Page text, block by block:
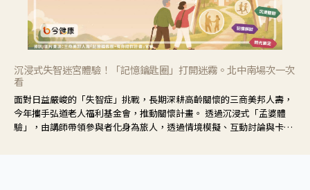
沉浸式失智迷宮體驗！「記憶鑰匙圈」打開迷霧。北中南場次一次
看
面對日益嚴峻的「失智症」挑戰，長期深耕高齡關懷的三商美邦人壽，
今年攜手弘道老人福利基金會，推動關懷計畫。 透過沉浸式「孟婆體
驗」，由講師帶領參與者化身為旅人，透過情境模擬、互動討論與卡牌